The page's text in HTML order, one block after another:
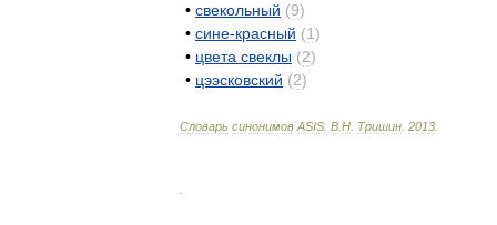
• свекольный (9)
• сине-красный (1)
• цвета свеклы (2)
• цээсковский (2)
Словарь синонимов ASIS В Н Тришин 2013